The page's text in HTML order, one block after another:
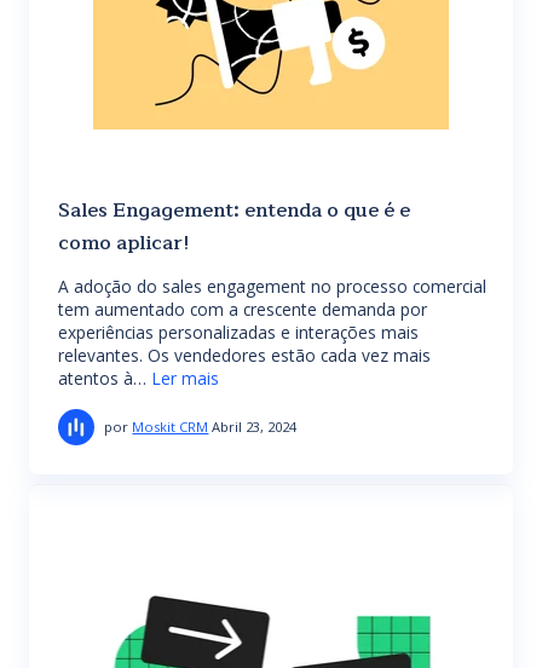
Sales Engagement: entenda o que é e
como aplicar!
A adoção do sales engagement no processo comercial
tem aumentado com a crescente demanda por
experiências personalizadas e interações mais
relevantes. Os vendedores estão cada vez mais
atentos à… Ler mais
por Moskit CRM Abril 23, 2024